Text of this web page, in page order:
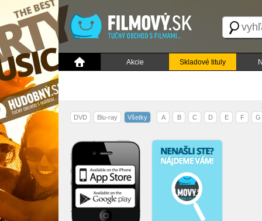
Akcie Skladové tituly
DVD Blu-ray Všetky A B C D E F G